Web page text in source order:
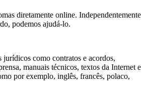
diretamente online. Independentemente
podemos ajudá-lo.
como contratos e acordos,
manuais técnicos, textos da Internet e
por exemplo, inglês, francês, polaco,